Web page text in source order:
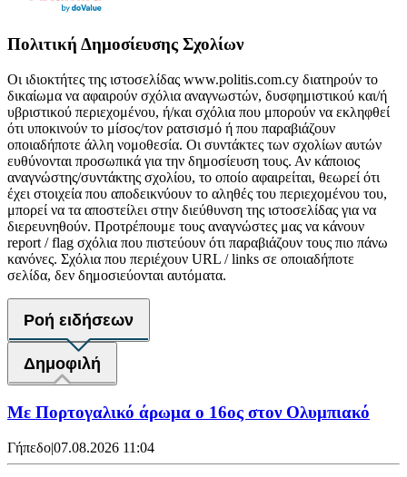
Πολιτική Δημοσίευσης Σχολίων
Οι ιδιοκτήτες της ιστοσελίδας www.politis.com.cy διατηρούν το
δικαίωμα να αφαιρούν σχόλια αναγνωστών, δυσφημιστικού και/ή
υβριστικού περιεχομένου, ή/και σχόλια που μπορούν να εκληφθεί
ότι υποκινούν το μίσος/τον ρατσισμό ή που παραβιάζουν
οποιαδήποτε άλλη νομοθεσία. Οι συντάκτες των σχολίων αυτών
ευθύνονται προσωπικά για την δημοσίευση τους. Αν κάποιος
αναγνώστης/συντάκτης σχολίου, το οποίο αφαιρείται, θεωρεί ότι
έχει στοιχεία που αποδεικνύουν το αληθές του περιεχομένου του,
μπορεί να τα αποστείλει στην διεύθυνση της ιστοσελίδας για να
διερευνηθούν. Προτρέπουμε τους αναγνώστες μας να κάνουν
report / flag σχόλια που πιστεύουν ότι παραβιάζουν τους πιο πάνω
κανόνες. Σχόλια που περιέχουν URL / links σε οποιαδήποτε
σελίδα, δεν δημοσιεύονται αυτόματα.
Ροή ειδήσεων
Δημοφιλή
Με Πορτογαλικό άρωμα ο 16ος στον Ολυμπιακό
Γήπεδο|07.08.2026 11:04